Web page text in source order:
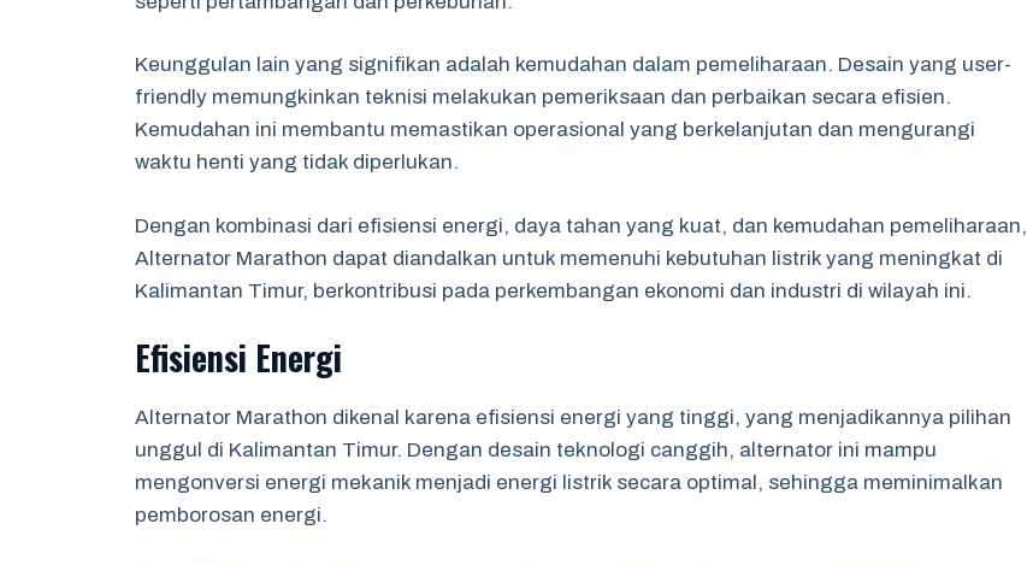
Keunggulan lain yang signifikan adalah kemudahan dalam pemeliharaan. Desain yang user-
friendly memungkinkan teknisi melakukan pemeriksaan dan perbaikan secara efisien.
Kemudahan ini membantu memastikan operasional yang berkelanjutan dan mengurangi
waktu henti yang tidak diperlukan.
Dengan kombinasi dari efisiensi energi, daya tahan yang kuat, dan kemudahan pemeliharaan,
Alternator Marathon dapat diandalkan untuk memenuhi kebutuhan listrik yang meningkat di
Kalimantan Timur, berkontribusi pada perkembangan ekonomi dan industri di wilayah ini.
Efisiensi Energi
Alternator Marathon dikenal karena efisiensi energi yang tinggi, yang menjadikannya pilihan
unggul di Kalimantan Timur. Dengan desain teknologi canggih, alternator ini mampu
mengonversi energi mekanik menjadi energi listrik secara optimal, sehingga meminimalkan
pemborosan energi.